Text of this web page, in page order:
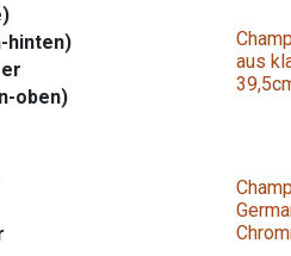
hinten)
oben)
aus